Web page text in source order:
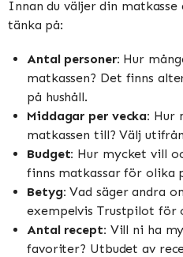
Innan du väljer din
tänka på:
Antal personer: Hur
matkassen? Det finns
på hushåll.
Middagar per vecka: Hur
matkassen till? Välj
Budget: Hur mycket vill
finns matkassar för olika
Betyg: Vad säger andra
exempelvis Trustpilot för
Antal recept: Vill ni ha
favoriter? Utbudet av